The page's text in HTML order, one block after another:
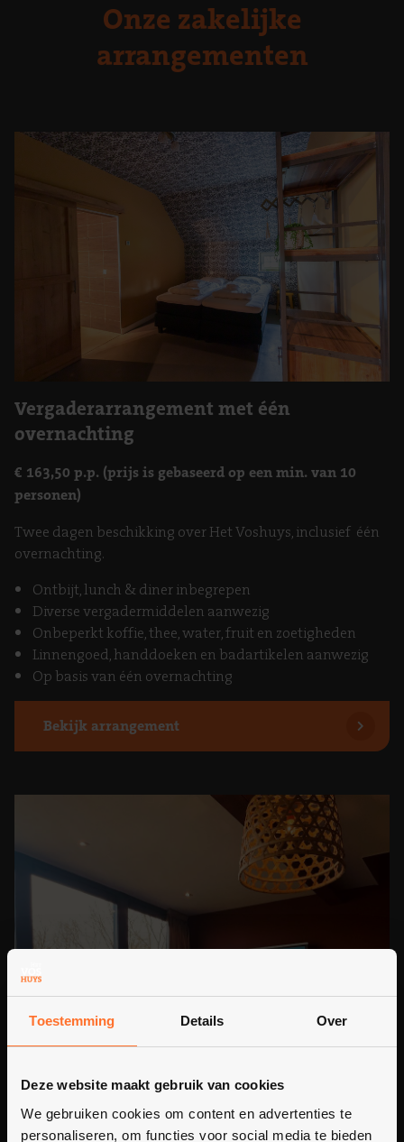
Toestemming Details Over
Deze website maakt gebruik van cookies
We gebruiken cookies om content en advertenties te
personaliseren, om functies voor social media te bieden
Onze zakelijke
arrangementen
Vergaderarrangement met één
overnachting
€ 163,50 p.p. (prijs is gebaseerd op een min. van 10
personen)
Twee dagen beschikking over Het Voshuys, inclusief één
overnachting.
Ontbijt, lunch & diner inbegrepen
Diverse vergadermiddelen aanwezig
Onbeperkt koffie, thee, water, fruit en zoetigheden
Linnengoed, handdoeken en badartikelen aanwezig
Op basis van één overnachting
Bekijk arrangement